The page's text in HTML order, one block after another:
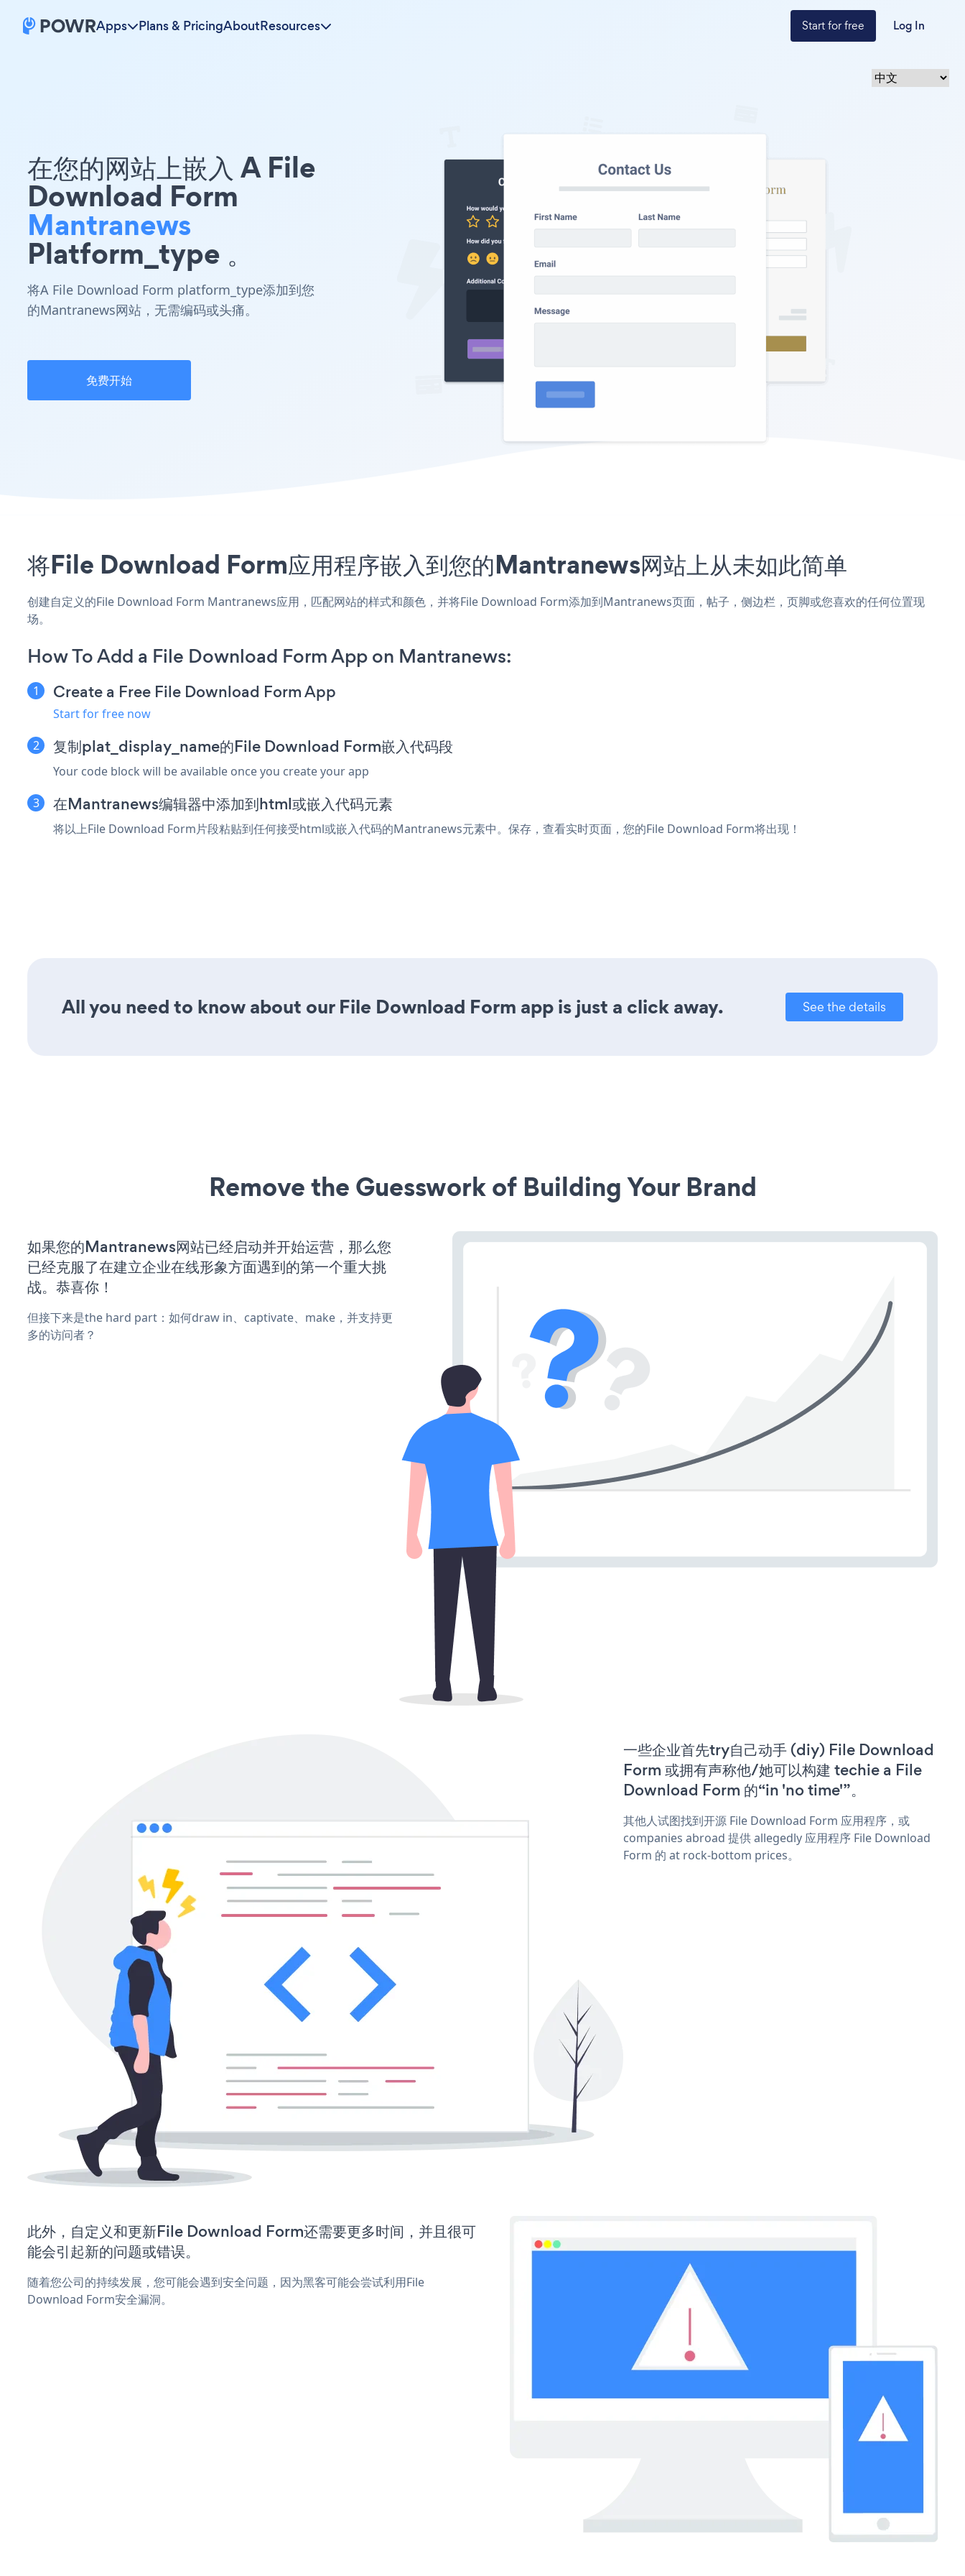
Apps Plans & PricingAboutResources Start for free Log In
在您的网站上嵌入 A File
Download Form
Mantranews
Platform_type 。
将A File Download Form platform_type添加到您
的Mantranews网站，无需编码或头痛。
免费开始
将File Download Form应用程序嵌入到您的Mantranews网站上从未如此简单
创建自定义的File Download Form Mantranews应用，匹配网站的样式和颜色，并将File Download Form添加到Mantranews页面，帖子，侧边栏，页脚或您喜欢的任何位置现
场。
How To Add a File Download Form App on Mantranews:
Create a Free File Download Form App
Start for free now
复制plat_display_name的File Download Form嵌入代码段
Your code block will be available once you create your app
在Mantranews编辑器中添加到html或嵌入代码元素
将以上File Download Form片段粘贴到任何接受html或嵌入代码的Mantranews元素中。保存，查看实时页面，您的File Download Form将出现！
All you need to know about our File Download Form app is just a click away. See the details
Remove the Guesswork of Building Your Brand
如果您的Mantranews网站已经启动并开始运营，那么您
已经克服了在建立企业在线形象方面遇到的第一个重大挑
战。恭喜你！
但接下来是the hard part：如何draw in、captivate、make，并支持更
多的访问者？
一些企业首先try自己动手 (diy) File Download
Form 或拥有声称他/她可以构建 techie a File
Download Form 的“in 'no time'”。
其他人试图找到开源 File Download Form 应用程序，或
companies abroad 提供 allegedly 应用程序 File Download
Form 的 at rock-bottom prices。
此外，自定义和更新File Download Form还需要更多时间，并且很可
能会引起新的问题或错误。
随着您公司的持续发展，您可能会遇到安全问题，因为黑客可能会尝试利用File
Download Form安全漏洞。